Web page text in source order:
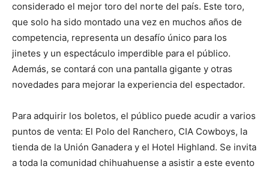
considerado el mejor toro del norte del país. Este toro,
que solo ha sido montado una vez en muchos años de
competencia, representa un desafío único para los
jinetes y un espectáculo imperdible para el público.
Además, se contará con una pantalla gigante y otras
novedades para mejorar la experiencia del espectador.
Para adquirir los boletos, el público puede acudir a varios
puntos de venta: El Polo del Ranchero, CIA Cowboys, la
tienda de la Unión Ganadera y el Hotel Highland. Se invita
a toda la comunidad chihuahuense a asistir a este evento